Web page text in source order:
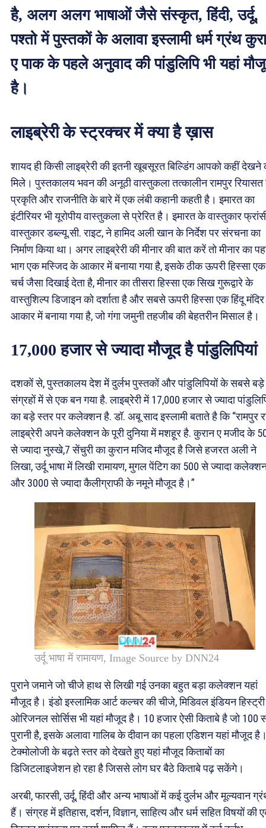
है, अलग अलग भाषाओं जैसे संस्कृत, हिंदी, उर्दू,
पश्तो में पुस्तकों के अलावा इस्लामी धर्म ग्रंथ
ए पाक के पहले अनुवाद की पांडुलिपि भी यहां
है।
लाइब्रेरी के स्ट्रक्चर में क्या है ख़ास
शायद ही किसी लाइब्रेरी की इतनी खूबसूरत बिल्डिंग आपको कहीं देखने
मिले। पुस्तकालय भवन की अनूठी वास्तुकला तत्कालीन रामपुर रियासत
प्रकृति और राजनीति के बारे में एक लंबी कहानी कहती है। इमारत का
इंटीरियर भी यूरोपीय वास्तुकला से प्रेरित है। इमारत के वास्तुकार
वास्तुकार डब्ल्यू.सी. राइट, ने हामिद अली खान के निर्देश पर संरचना का
निर्माण किया था। अगर लाइब्रेरी की मीनार की बात करें तो मीनार का
भाग एक मस्जिद के आकार में बनाया गया है, इसके ठीक ऊपरी हिस्सा एक
चर्च जैसा दिखाई देता है, मीनार का तीसरा हिस्सा एक सिख गुरूद्वारे के
वास्तुशिल्प डिजाइन को दर्शाता है और सबसे ऊपरी हिस्सा एक हिंदू
आकार में बनाया गया है, जो गंगा जमुनी तहजीब की बेहतरीन मिसाल है।
17,000 हजार से ज्यादा मौजूद है पांडुलिपियां
दशकों से, पुस्तकालय देश में दुर्लभ पुस्तकों और पांडुलिपियों के सबसे बड़े
संग्रहों में से एक बन गया है. लाइब्रेरी में 17,000 हजार से ज्यादा
का बड़े स्तर पर कलेक्शन है. डॉ. अबू साद इस्लामी बताते है कि “रामपुर
लाइब्रेरी अपने कलेक्शन के पूरी दुनिया में मशहूर है. कुरान ए मजीद के
से ज्यादा नुस्खे,7 सेंचुरी का कुरान मजिद मौजूद है जिसे हजरत अली ने
लिखा, उर्दू भाषा में लिखी रामायण, मुगल पेंटिग का 500 से ज्यादा
और 3000 से ज्यादा कैलीग्राफी के नमूने मौजूद है।”
उर्दू भाषा में रामायण, Image Source by DNN24
पुराने जमाने जो चीजे हाथ से लिखी गई उनका बहुत बड़ा कलेक्शन यहां
मौजूद है। इंडो इस्लामिक आर्ट कल्चर की चीजे, मिडिवल इंडियन
ओरिजनल सोर्सिस भी यहां मौजूद है। 10 हजार ऐसी किताबे है जो 100
पुरानी है, इसके अलावा गालिब के दीवान का पहला एडिशन यहां मौजूद
टेक्मोलोजी के बढ़ते स्तर को देखते हुए यहां मौजूद किताबों का
डिजिटलाइजेशन हो रहा है जिससे लोग घर बैठे किताबे पढ़ सकेंगे।
अरबी, फारसी, उर्दू, हिंदी और अन्य भाषाओं में कई दुर्लभ और मूल्यवान
हैं। संग्रह में इतिहास, दर्शन, विज्ञान, साहित्य और धर्म सहित विषयों की